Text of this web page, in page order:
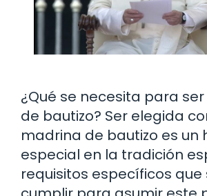
¿Qué se necesita para
de bautizo? Ser elegida
madrina de bautizo es un
especial en la tradición
requisitos específicos